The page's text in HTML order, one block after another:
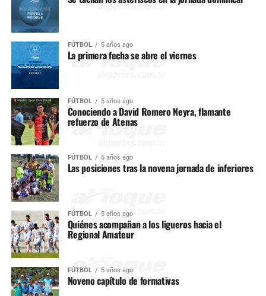
FÚTBOL 5 años ago
La primera fecha se abre el viernes
FÚTBOL 5 años ago
Conociendo a David Romero Neyra, flamante
refuerzo de Atenas
FÚTBOL 5 años ago
Las posiciones tras la novena jornada de inferiores
FÚTBOL 5 años ago
Quiénes acompañan a los ligueros hacia el
Regional Amateur
FÚTBOL 5 años ago
Noveno capítulo de formativas